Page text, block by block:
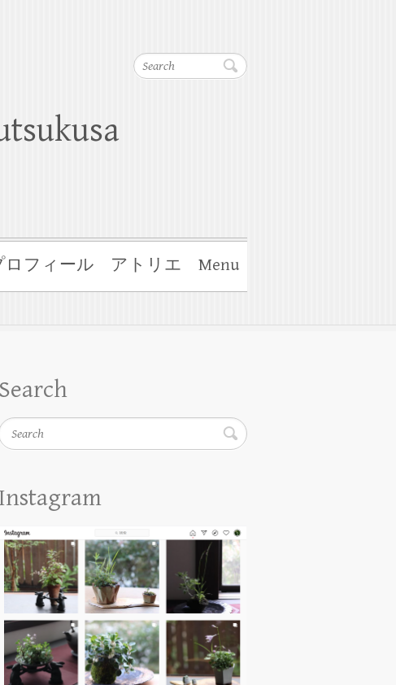
Search
ロフィール アトリエ Menu
Search
Instagram